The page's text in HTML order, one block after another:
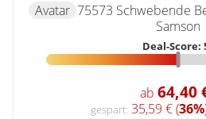
Avatar 75573 Schwebende
Samson
Deal-Score:
ab 64,40
gespart: 35,59 € (36%